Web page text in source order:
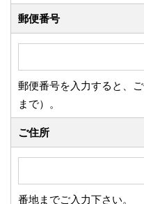
郵便番号
郵便番号を入力すると、
まで）。
ご住所
番地までご入力下さい。